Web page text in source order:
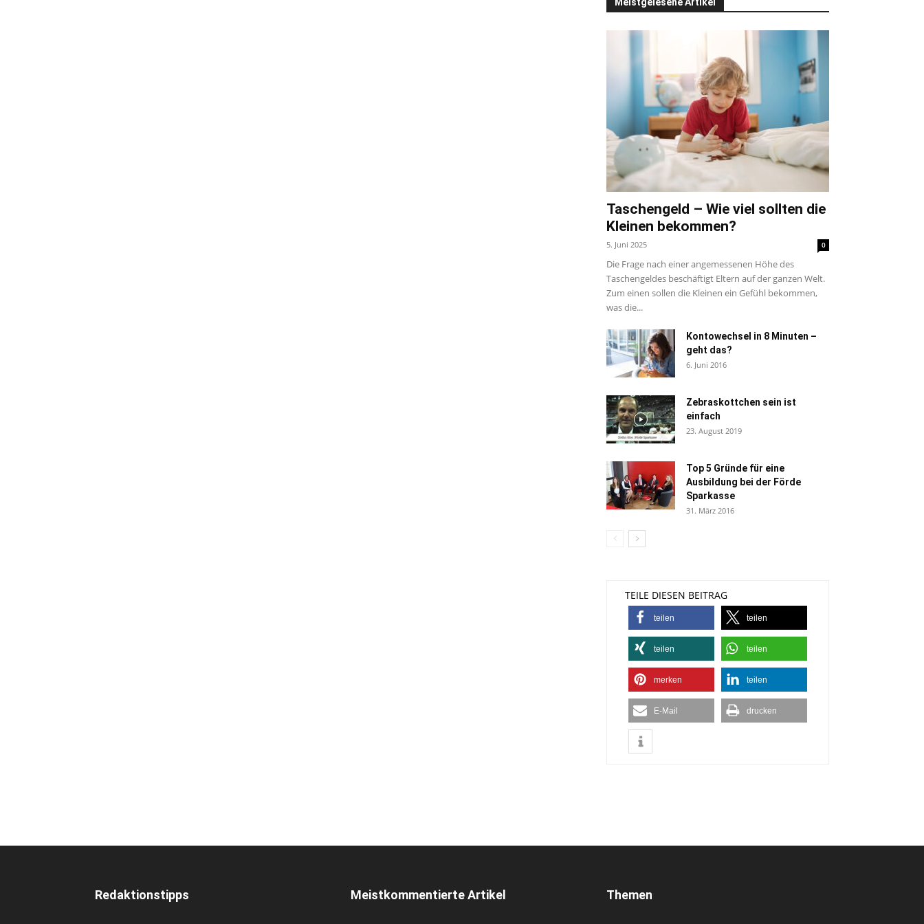
Taschengeld – Wie viel sollten die
Kleinen bekommen?
5. Juni 2025 0
Die Frage nach einer angemessenen Höhe des
Taschengeldes beschäftigt Eltern auf der ganzen Welt.
Zum einen sollen die Kleinen ein Gefühl bekommen,
was die...
Kontowechsel in 8 Minuten –
geht das?
6. Juni 2016
Zebraskottchen sein ist
einfach
23. August 2019
Top 5 Gründe für eine
Ausbildung bei der Förde
Sparkasse
31. März 2016
TEILE DIESEN BEITRAG
teilen teilen
teilen teilen
merken teilen
E-Mail drucken
Redaktionstipps Meistkommentierte Artikel Themen